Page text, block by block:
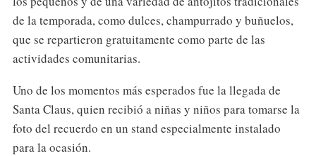
de la temporada, como dulces, champurrado y buñuelos,
que se repartieron gratuitamente como parte de las
actividades comunitarias.
Uno de los momentos más esperados fue la llegada de
Santa Claus, quien recibió a niñas y niños para tomarse la
foto del recuerdo en un stand especialmente instalado
para la ocasión.